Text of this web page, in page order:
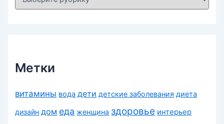
Метки
витамины вода дети детские заболевания диета
дизайн дом еда женщина здоровье интерьер